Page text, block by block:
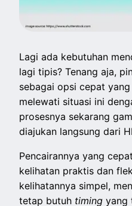
Lagi ada kebutuhan
lagi tipis? Tenang aja,
sebagai opsi cepat
melewati situasi ini
prosesnya sekarang
diajukan langsung dari
Pencairannya yang
kelihatan praktis dan
kelihatannya simpel,
tetap butuh timingyang